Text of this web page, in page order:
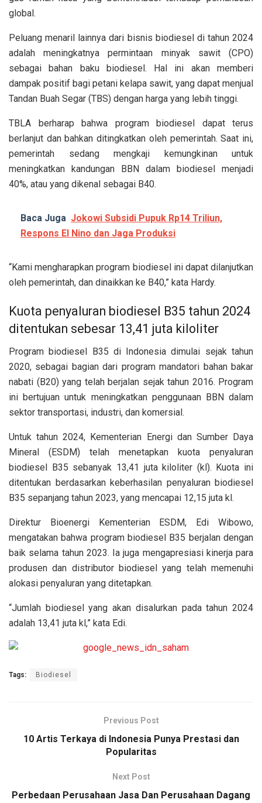
global.
Peluang menaril lainnya dari bisnis biodiesel di tahun 2024
adalah meningkatnya permintaan minyak sawit (CPO)
sebagai bahan baku biodiesel. Hal ini akan memberi
dampak positif bagi petani kelapa sawit, yang dapat menjual
Tandan Buah Segar (TBS) dengan harga yang lebih tinggi.
TBLA berharap bahwa program biodiesel dapat terus
berlanjut dan bahkan ditingkatkan oleh pemerintah. Saat ini,
pemerintah sedang mengkaji kemungkinan untuk
meningkatkan kandungan BBN dalam biodiesel menjadi
40%, atau yang dikenal sebagai B40.
Baca Juga Jokowi Subsidi Pupuk Rp14 Triliun,
Respons El Nino dan Jaga Produksi
“Kami mengharapkan program biodiesel ini dapat dilanjutkan
oleh pemerintah, dan dinaikkan ke B40,” kata Hardy.
Kuota penyaluran biodiesel B35 tahun 2024
ditentukan sebesar 13,41 juta kiloliter
Program biodiesel B35 di Indonesia dimulai sejak tahun
2020, sebagai bagian dari program mandatori bahan bakar
nabati (B20) yang telah berjalan sejak tahun 2016. Program
ini bertujuan untuk meningkatkan penggunaan BBN dalam
sektor transportasi, industri, dan komersial.
Untuk tahun 2024, Kementerian Energi dan Sumber Daya
Mineral (ESDM) telah menetapkan kuota penyaluran
biodiesel B35 sebanyak 13,41 juta kiloliter (kl). Kuota ini
ditentukan berdasarkan keberhasilan penyaluran biodiesel
B35 sepanjang tahun 2023, yang mencapai 12,15 juta kl.
Direktur Bioenergi Kementerian ESDM, Edi Wibowo,
mengatakan bahwa program biodiesel B35 berjalan dengan
baik selama tahun 2023. Ia juga mengapresiasi kinerja para
produsen dan distributor biodiesel yang telah memenuhi
alokasi penyaluran yang ditetapkan.
“Jumlah biodiesel yang akan disalurkan pada tahun 2024
adalah 13,41 juta kl,” kata Edi.
Tags: Biodiesel
Previous Post
10 Artis Terkaya di Indonesia Punya Prestasi dan
Popularitas
Next Post
Perbedaan Perusahaan Jasa Dan Perusahaan Dagang